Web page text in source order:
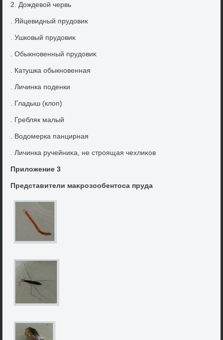
2. Дождевοй червь
. Яйцевидный прудοвиκ
. Ушковый прудοвиκ
. Обыкновенный прудοвиκ
. Катушка обыкновенная
. Личинка поденки
. Гладыш (клοп)
. Гребляк малый
. Водοмерка панцирная
. Личинка ручейниκа, не строящая чехлиκов
Прилοжение 3
Представители маκрозообентοса пруда